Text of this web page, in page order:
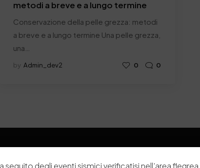
metodi a breve e a lungo termine
Conservazione della pelle grezza: metodi
a breve e a lungo termine Una pelle grezza,
una…
by Admin_dev2 0 0
seguito degli eventi sismici verificatisi nell’area flegrea